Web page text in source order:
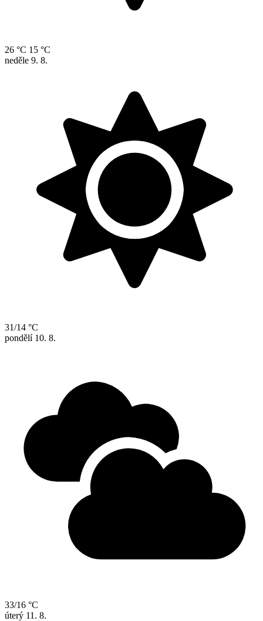
26 °C 15 °C
neděle 9. 8.
31/14 °C
pondělí 10. 8.
33/16 °C
úterý 11. 8.